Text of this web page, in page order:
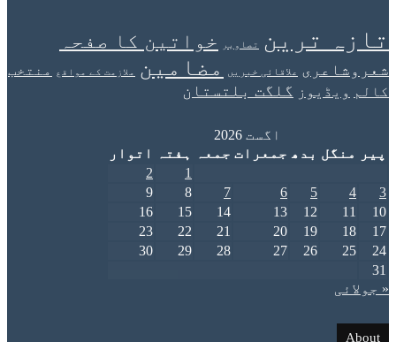
ترین تصاویر خواتین کا صفحہ
علاقائی خبریں مضامین ملازمت کے مواقع منتخب
گلگت بلتستان
بدھ جمعرات جمعہ ہفتہ اتوار
12
14
15
16
19
21
22
23
26
28
29
30